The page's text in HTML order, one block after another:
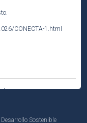
CONECTA-1.html
de Negocio de la
Sostenible